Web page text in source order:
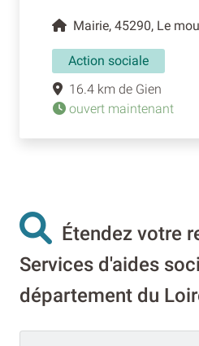
Mairie, 45290, Le
Action sociale
16.4 km de Gien
ouvert maintenant
Étendez votre
Services d'aides
département du